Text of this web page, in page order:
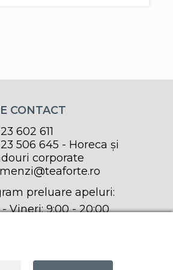
CONTACT
602 611
506 645 - Horeca și
corporate
preluare apeluri:
Vineri: 9:00 - 20:00